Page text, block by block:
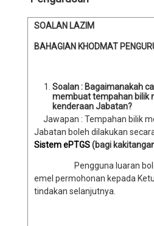
SOALAN LAZIM
BAHAGIAN KHODMAT
Soalan : Bagaimanakah
membuat tempahan bilik
kenderaan Jabatan?
Jawapan : Tempahan bilik
Jabatan boleh dilakukan
Sistem ePTGS(bagi
Pengguna luaran
emel permohonan kepada
tindakan selanjutnya.